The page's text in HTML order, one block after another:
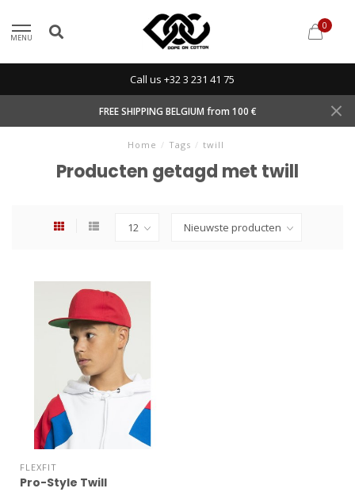
MENU
0
Call us +32 3 231 41 75
FREE SHIPPING BELGIUM from 100 €
Home / Tags / twill
Producten getagd met twill
FLEXFIT
Pro-Style Twill